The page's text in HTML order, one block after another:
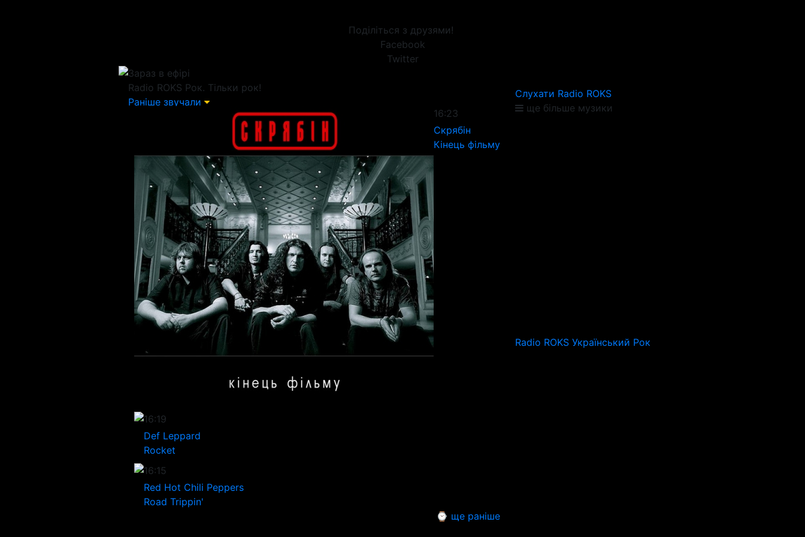
Поділіться з друзями!
Facebook
Twitter
Зараз в ефірі
Radio ROKS Рок. Тільки рок!
Раніше звучали
16:23
Скрябін
Кінець фільму
16:19
Def Leppard
Rocket
16:15
Red Hot Chili Peppers
Road Trippin'
⌚ ще раніше
Слухати Radio ROKS
ще більше музики
Radio ROKS Український Рок